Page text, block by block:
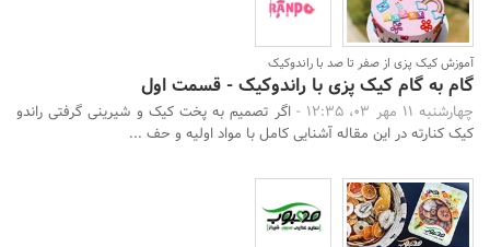
آموزش کیک پزی از صفر تا صد با راندوکیک
گام به گام کیک پزی با راندوکیک - قسمت اول
چهارشنبه 11 مهر 03، 12:35 -
اگر تصمیم به پخت کیک و شیرینی گرفتی راندو
کیک کنارته در این مقاله آشنایی کامل با مواد اولیه و حف ...